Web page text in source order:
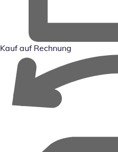
Kauf auf Rechnung